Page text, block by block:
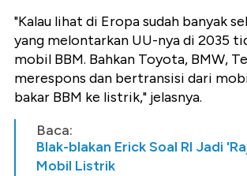
"Kalau lihat di Eropa sudah banyak
yang melontarkan UU-nya di 2035
mobil BBM. Bahkan Toyota, BMW,
merespons dan bertransisi dari
bakar BBM ke listrik," jelasnya.
Baca:
Blak-blakan Erick Soal RI Jadi
Mobil Listrik